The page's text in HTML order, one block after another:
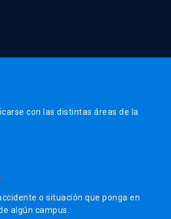
con las distintas áreas de la
o situación que ponga en
algún campus.